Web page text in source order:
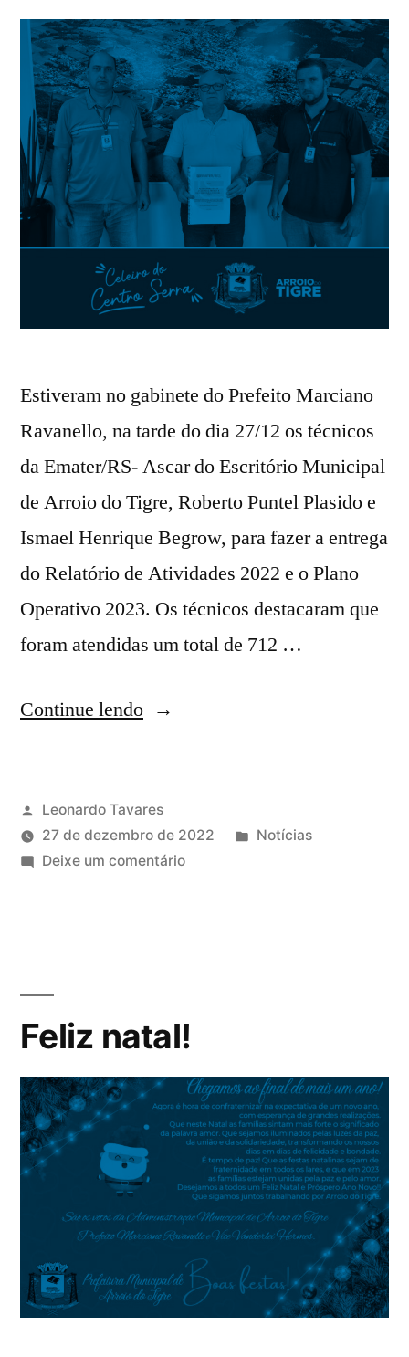
Estiveram no gabinete do Prefeito Marciano
Ravanello, na tarde do dia 27/12 os técnicos
da Emater/RS- Ascar do Escritório Municipal
de Arroio do Tigre, Roberto Puntel Plasido e
Ismael Henrique Begrow, para fazer a entrega
do Relatório de Atividades 2022 e o Plano
Operativo 2023. Os técnicos destacaram que
foram atendidas um total de 712 …
Continue lendo
Leonardo Tavares
27 de dezembro de 2022
Notícias
Deixe um comentário
Feliz natal!